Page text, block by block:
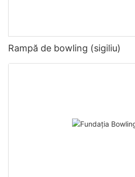
Rampă de bowling (sigiliu)